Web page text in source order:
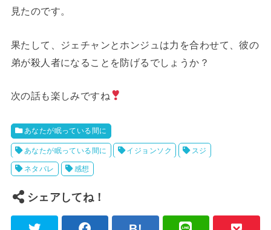
見たのです。
果たして、ジェチャンとホンジュは力を合わせて、彼の
弟が殺人者になることを防げるでしょうか？
次の話も楽しみですね
あなたが眠っている間に
あなたが眠っている間に イジョンソク スジ
ネタバレ 感想
シェアしてね！